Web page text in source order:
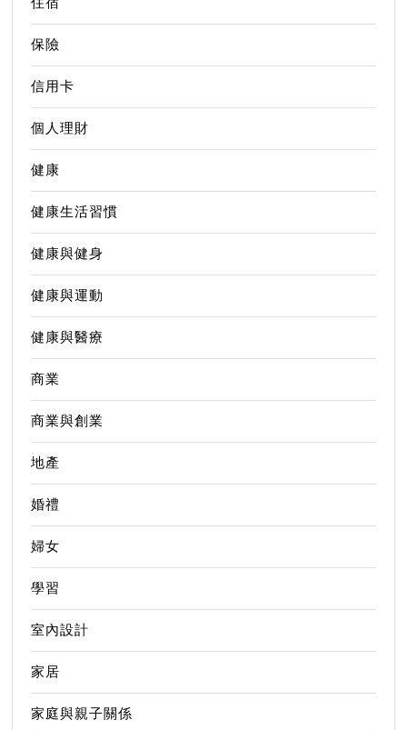
保險
信用卡
個人理財
健康
健康生活習慣
健康與健身
健康與運動
健康與醫療
商業
商業與創業
地產
婚禮
婦女
學習
室內設計
家居
家庭與親子關係